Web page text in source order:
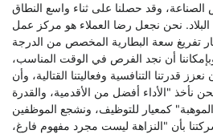
وقد حصلنا على ثناء واسع النطاق
نحن نجعل رضا العملاء هو مركز عمل
تفريغ سعة البطارية المخصص من الدرجة
أن نجد الفرص في الوقت المناسب،
قدرتنا التنافسية وفعاليتنا القتالية، وأن
نأخذ "الأداء أفضل من الأقدمية، والقدرة
كمعيار للتوظيف، ونشجع الموظفين
بأن "النزاهة ليست مجرد مفهوم فارغ،